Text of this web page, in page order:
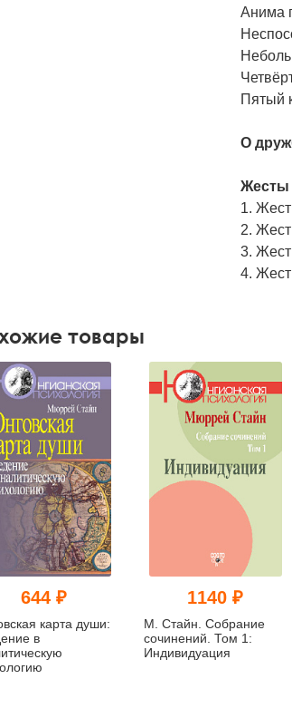
Анима
Пятый
О
Жесты
1.
2.
3. Жест
4.
товары
644 ₽
карта души:
в
1140 ₽
М. Стайн. Собрание
сочинений. Том 1:
Индивидуация